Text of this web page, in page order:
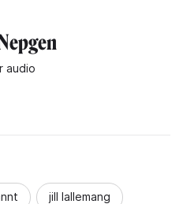
audio
jill lallemang